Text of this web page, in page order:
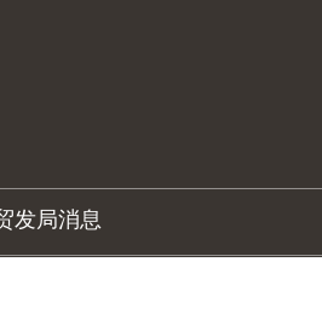
发局消息